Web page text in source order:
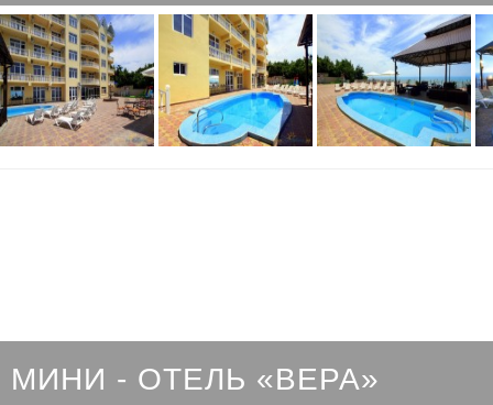
МИНИ - ОТЕЛЬ «ВЕРА»